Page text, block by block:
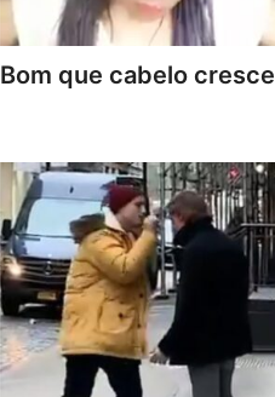
Bom que cabelo cresce